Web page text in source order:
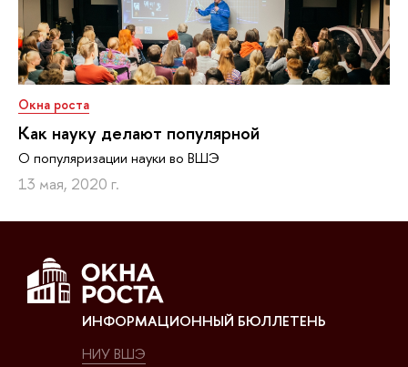
Окна роста
Как науку делают популярной
О популяризации науки во ВШЭ
13 мая, 2020 г.
ИНФОРМАЦИОННЫЙ БЮЛЛЕТЕНЬ
НИУ ВШЭ